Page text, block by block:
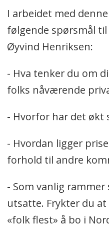
I arbeidet med
følgende spørsmål
Øyvind Henriksen:
- Hva tenker du om
folks nåværende
- Hvorfor har det økt
- Hvordan ligger
forhold til andre
- Som vanlig
utsatte. Frykter du
«folk flest» å bo i